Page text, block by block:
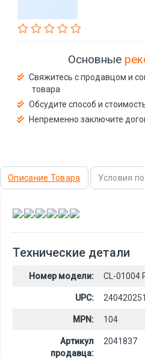
Основные
Свяжитесь с продавцом и
товара
Обсудите способ и
Непременно заключите
Описание Товара Условия
, , , , ,
Технические детали
Номер модели: CL-01004
UPC:
MPN: 104
Артикул
продавца:
2041837